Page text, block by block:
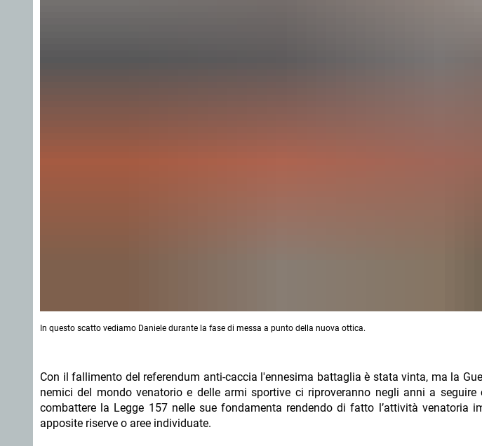
In questo scatto vediamo Daniele durante la fase di messa a punto della nuova ottica.
Con il fallimento del referendum anti-caccia l'ennesima battaglia è stata vinta, ma la
nemici del mondo venatorio e delle armi sportive ci riproveranno negli anni a
combattere la Legge 157 nelle sue fondamenta rendendo di fatto l’attività venatoria
apposite riserve o aree individuate.